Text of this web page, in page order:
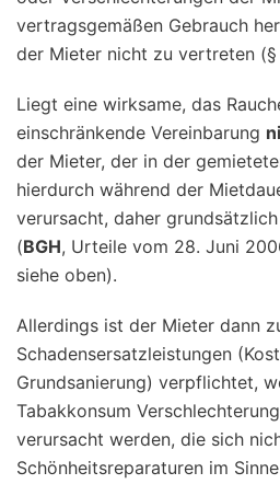
vertragsgemäßen Gebrauch
der Mieter nicht zu vertreten (§
Liegt eine wirksame, das
einschränkende Vereinbarung
der Mieter, der in der
hierdurch während der
verursacht, daher
(BGH, Urteile vom 28. Juni
siehe oben).
Allerdings ist der Mieter dann
Schadensersatzleistungen
Grundsanierung) verpflichtet,
Tabakkonsum
verursacht werden, die sich
Schönheitsreparaturen im